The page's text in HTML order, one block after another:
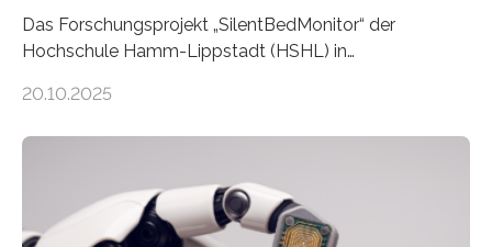
Das Forschungsprojekt „SilentBedMonitor“ der
Hochschule Hamm-Lippstadt (HSHL) in
auf Personen ab, die bettlägerig sind oder in ihrer
Entwicklung der Sensorik und Datenübertragung. Die
HSHL verantwortet die wissenschaftliche Begleitung
sowie die KI-gestützte Datenauswertung. Das Ziel ist
20.10.2025